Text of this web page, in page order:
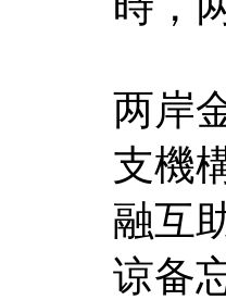
两岸
支機
融互
谅备